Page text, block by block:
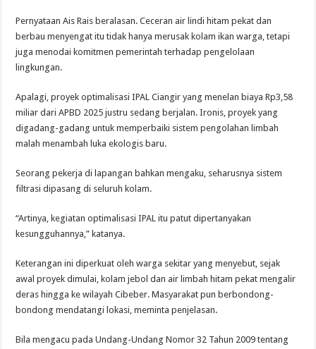
Pernyataan Ais Rais beralasan. Ceceran air lindi hitam pekat dan
berbau menyengat itu tidak hanya merusak kolam ikan warga, tetapi
juga menodai komitmen pemerintah terhadap pengelolaan
lingkungan.
Apalagi, proyek optimalisasi IPAL Ciangir yang menelan biaya Rp3,58
miliar dari APBD 2025 justru sedang berjalan. Ironis, proyek yang
digadang-gadang untuk memperbaiki sistem pengolahan limbah
malah menambah luka ekologis baru.
Seorang pekerja di lapangan bahkan mengaku, seharusnya sistem
filtrasi dipasang di seluruh kolam.
“Artinya, kegiatan optimalisasi IPAL itu patut dipertanyakan
kesungguhannya,” katanya.
Keterangan ini diperkuat oleh warga sekitar yang menyebut, sejak
awal proyek dimulai, kolam jebol dan air limbah hitam pekat mengalir
deras hingga ke wilayah Cibeber. Masyarakat pun berbondong-
bondong mendatangi lokasi, meminta penjelasan.
Bila mengacu pada Undang-Undang Nomor 32 Tahun 2009 tentang